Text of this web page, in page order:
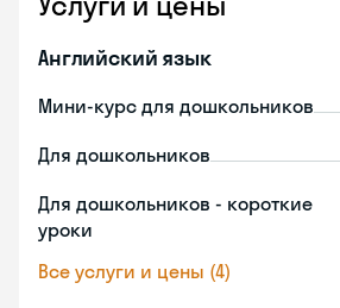
Английский язык
Мини-курс для дошкольников
Для дошкольников
Для дошкольников - короткие
уроки
Все услуги и цены (4)